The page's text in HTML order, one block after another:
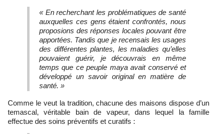
« En recherchant les problématiques de santé
auxquelles ces gens étaient confrontés, nous
proposions des réponses locales pouvant être
apportées. Tandis que je recensais les usages
des différentes plantes, les maladies qu’elles
pouvaient guérir, je découvrais en même
temps que ce peuple maya avait conservé et
développé un savoir original en matière de
santé. »
Comme le veut la tradition, chacune des maisons dispose d’un
temascal, véritable bain de vapeur, dans lequel la famille
effectue des soins préventifs et curatifs :